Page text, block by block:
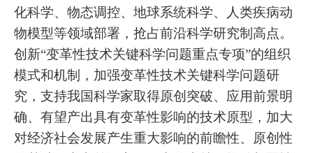
化科学、物态调控、地球系统科学、人类疾病动
物模型等领域部署，抢占前沿科学研究制高点。
创新“变革性技术关键科学问题重点专项”的组织
模式和机制，加强变革性技术关键科学问题研
究，支持我国科学家取得原创突破、应用前景明
确、有望产出具有变革性影响的技术原型，加大
对经济社会发展产生重大影响的前瞻性、原创性